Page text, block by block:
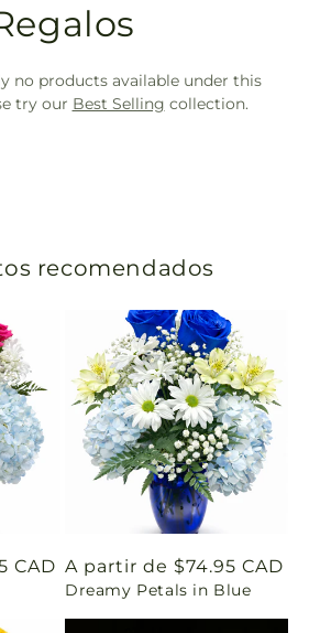
no products available under this
try our Best Selling collection.
recomendados
CAD Precio
habitual
A partir de $74.95 CAD
Dreamy Petals in Blue